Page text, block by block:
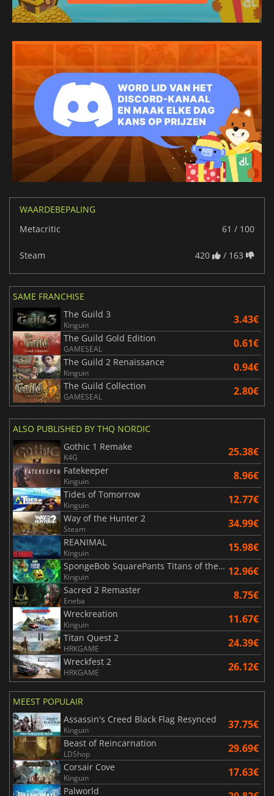
WAARDEBEPALING
Metacritic
61 / 100
Steam 420 / 163
SAME FRANCHISE
The Guild 3
Kinguin 3.43€
The Guild Gold Edition
GAMESEAL 0.61€
The Guild 2 Renaissance
Kinguin 0.94€
The Guild Collection
GAMESEAL 2.80€
ALSO PUBLISHED BY THQ NORDIC
Gothic 1 Remake
K4G 25.38€
Fatekeeper
Kinguin 8.96€
Tides of Tomorrow
Kinguin 12.77€
Way of the Hunter 2
Steam 34.99€
REANIMAL
Kinguin 15.98€
SpongeBob SquarePants Titans of the Tide
Kinguin 12.96€
Sacred 2 Remaster
Eneba 8.75€
Wreckreation
Kinguin 11.67€
Titan Quest 2
HRKGAME 24.39€
Wreckfest 2
HRKGAME 26.12€
MEEST POPULAIR
Assassin's Creed Black Flag Resynced
Kinguin 37.75€
Beast of Reincarnation
LDShop 29.69€
Corsair Cove
Kinguin 17.63€
Palworld